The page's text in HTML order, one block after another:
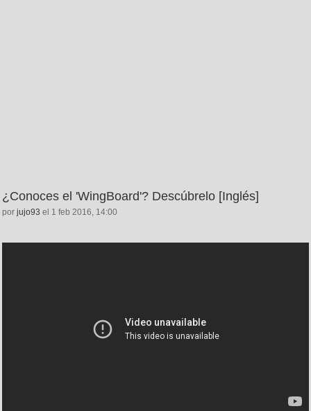
¿Conoces el 'WingBoard'? Descúbrelo [Inglés]
por jujo93 el 1 feb 2016, 14:00